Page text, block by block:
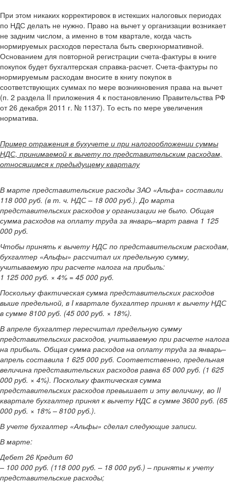
При этом никаких корректировок в истекших налоговых периодах
по НДС делать не нужно. Право на вычет у организации возникает
не задним числом, а именно в том квартале, когда часть
нормируемых расходов перестала быть сверхнормативной.
Основанием для повторной регистрации счета-фактуры в книге
покупок будет бухгалтерская справка-расчет. Счета-фактуры по
нормируемым расходам вносите в книгу покупок в
соответствующих суммах по мере возникновения права на вычет
(п. 2 раздела II приложения 4 к постановлению Правительства РФ
от 26 декабря 2011 г. № 1137). То есть по мере увеличения
норматива.
Пример отражения в бухучете и при налогообложении суммы
НДС, принимаемой к вычету по представительским расходам,
относящимся к предыдущему кварталу
В марте представительские расходы ЗАО «Альфа» составили
118 000 руб. (в т. ч. НДС – 18 000 руб.). До марта
представительских расходов у организации не было. Общая
сумма расходов на оплату труда за январь–март равна 1 125
000 руб.
Чтобы принять к вычету НДС по представительским расходам,
бухгалтер «Альфы» рассчитал их предельную сумму,
учитываемую при расчете налога на прибыль:
1 125 000 руб. × 4% = 45 000 руб.
Поскольку фактическая сумма представительских расходов
выше предельной, в I квартале бухгалтер принял к вычету НДС
в сумме 8100 руб. (45 000 руб. × 18%).
В апреле бухгалтер пересчитал предельную сумму
представительских расходов, учитываемую при расчете налога
на прибыль. Общая сумма расходов на оплату труда за январь–
апрель составила 1 625 000 руб. Соответственно, предельная
величина представительских расходов равна 65 000 руб. (1 625
000 руб. × 4%). Поскольку фактическая сумма
представительских расходов превышает и эту величину, во II
квартале бухгалтер принял к вычету НДС в сумме 3600 руб. (65
000 руб. × 18% – 8100 руб.).
В учете бухгалтер «Альфы» сделал следующие записи.
В марте:
Дебет 26 Кредит 60
– 100 000 руб. (118 000 руб. – 18 000 руб.) – приняты к учету
представительские расходы;